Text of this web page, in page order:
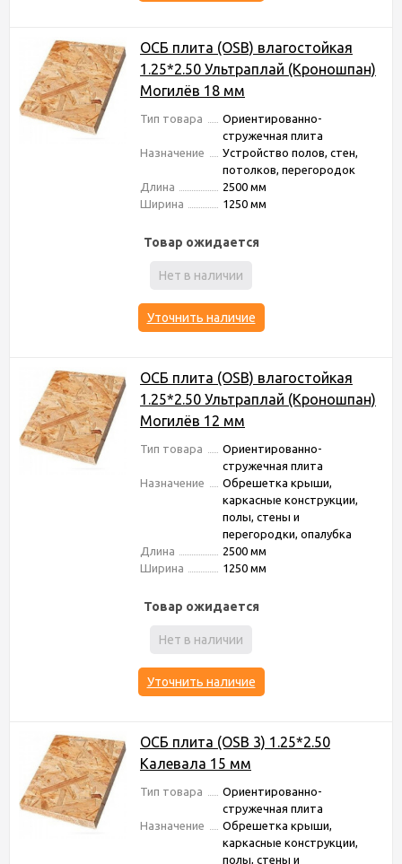
ОСБ плита (OSB) влагостойкая
1.25*2.50 Ультраплай (Кроношпан)
Могилёв 18 мм
Тип товара
Ориентированно-
стружечная плита
Назначение
Устройство полов, стен,
потолков, перегородок
Длина
2500 мм
Ширина
1250 мм
Товар ожидается
Нет в наличии
Уточнить наличие
ОСБ плита (OSB) влагостойкая
1.25*2.50 Ультраплай (Кроношпан)
Могилёв 12 мм
Тип товара
Ориентированно-
стружечная плита
Назначение
Обрешетка крыши,
каркасные конструкции,
полы, стены и
перегородки, опалубка
Длина
2500 мм
Ширина
1250 мм
Товар ожидается
Нет в наличии
Уточнить наличие
ОСБ плита (OSB 3) 1.25*2.50
Калевала 15 мм
Тип товара
Ориентированно-
стружечная плита
Назначение
Обрешетка крыши,
каркасные конструкции,
полы, стены и